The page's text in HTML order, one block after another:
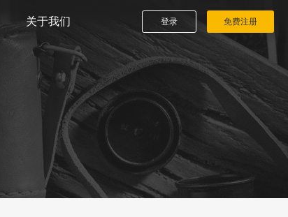
关于我们 登录 免费注册